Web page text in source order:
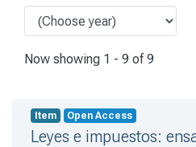
Now showing 1 - 9 of 9
Item Open Access
Leyes e impuestos: